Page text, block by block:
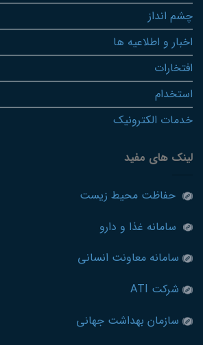
چشم انداز
اخبار و اطلاعیه ها
افتخارات
استخدام
خدمات الکترونیک
لینک های مفید
حفاظت محیط زیست
سامانه غذا و دارو
سامانه معاونت انسانی
شرکت ATI
سازمان بهداشت جهانی